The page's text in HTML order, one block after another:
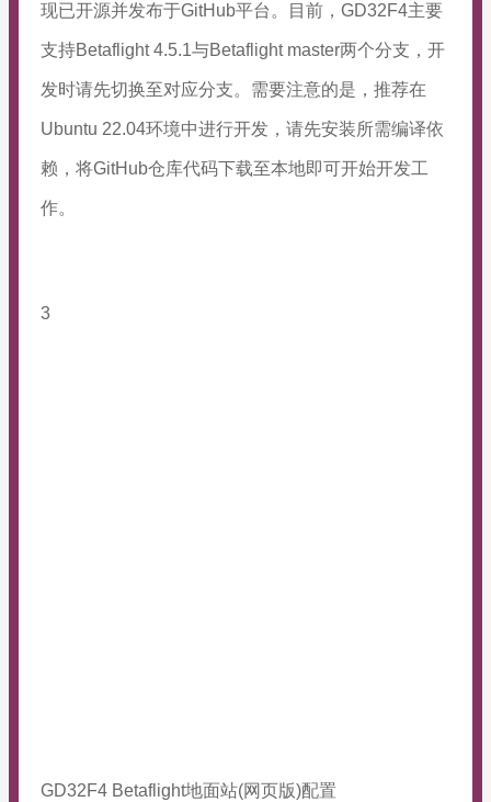
现已开源并发布于GitHub平台。目前，GD32F4主要
支持Betaflight 4.5.1与Betaflight master两个分支，开
发时请先切换至对应分支。需要注意的是，推荐在
Ubuntu 22.04环境中进行开发，请先安装所需编译依
赖，将GitHub仓库代码下载至本地即可开始开发工
作。
3
GD32F4 Betaflight地面站(网页版)配置